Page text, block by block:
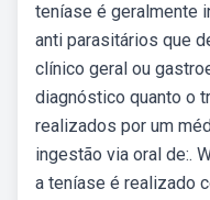
teníase é geralmente
anti parasitários que
clínico geral ou
diagnóstico quanto o
realizados por um
ingestão via oral de:.
a teníase é realizado